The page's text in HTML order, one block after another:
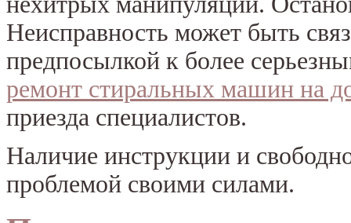
Неисправность может быть
предпосылкой к более
ремонт стиральных машин на
приезда специалистов.
Наличие инструкции и
проблемой своими силами.